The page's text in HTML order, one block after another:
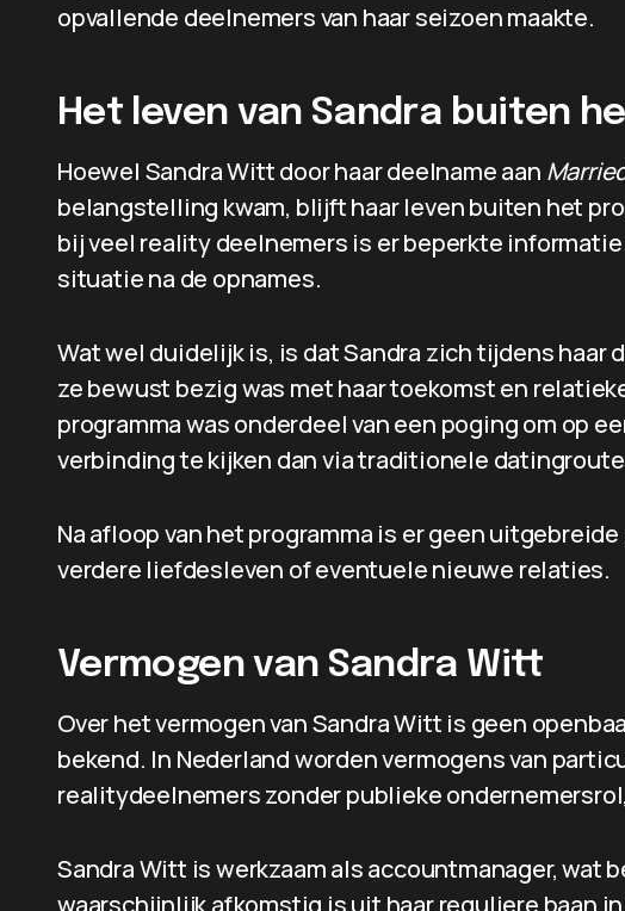
opvallende deelnemers van haar seizoen maakte.
Het leven van Sandra buiten
Hoewel Sandra Witt door haar deelname aan
belangstelling kwam, blijft haar leven buiten het
bij veel reality deelnemers is er beperkte
situatie na de opnames.
Wat wel duidelijk is, is dat Sandra zich tijdens haar
ze bewust bezig was met haar toekomst en
programma was onderdeel van een poging om op
verbinding te kijken dan via traditionele
Na afloop van het programma is er geen
verdere liefdesleven of eventuele nieuwe relaties.
Vermogen van Sandra Witt
Over het vermogen van Sandra Witt is geen
bekend. In Nederland worden vermogens van
realitydeelnemers zonder publieke
Sandra Witt is werkzaam als accountmanager, wat
waarschijnlijk afkomstig is uit haar reguliere baan